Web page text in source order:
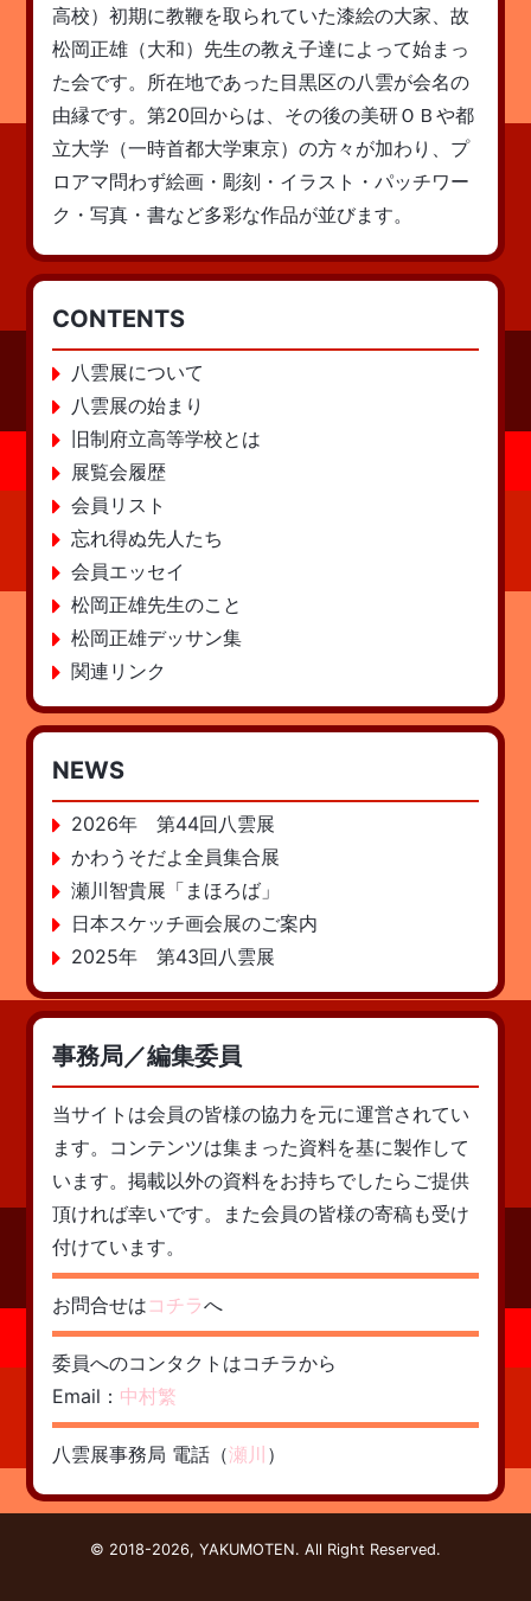
高校）初期に教鞭を取られていた漆絵の大家、故
松岡正雄（大和）先生の教え子達によって始まっ
た会です。所在地であった目黒区の八雲が会名の
由縁です。第20回からは、その後の美研ＯＢや都
立大学（一時首都大学東京）の方々が加わり、プ
ロアマ問わず絵画・彫刻・イラスト・パッチワー
ク・写真・書など多彩な作品が並びます。
CONTENTS
八雲展について
八雲展の始まり
旧制府立高等学校とは
展覧会履歴
会員リスト
忘れ得ぬ先人たち
会員エッセイ
松岡正雄先生のこと
松岡正雄デッサン集
関連リンク
NEWS
2026年 第44回八雲展
かわうそだよ全員集合展
瀬川智貴展「まほろば」
日本スケッチ画会展のご案内
2025年 第43回八雲展
事務局／編集委員
当サイトは会員の皆様の協力を元に運営されてい
ます。コンテンツは集まった資料を基に製作して
います。掲載以外の資料をお持ちでしたらご提供
頂ければ幸いです。また会員の皆様の寄稿も受け
付けています。
お問合せはコチラへ
委員へのコンタクトはコチラから
Email： 中村繁
八雲展事務局 電話（瀬川 ）
© 2018-2026, YAKUMOTEN. All Right Reserved.